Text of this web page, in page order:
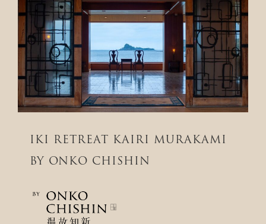
IKI RETREAT KAIRI MURAKAMI
BY ONKO CHISHIN